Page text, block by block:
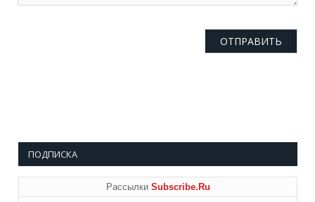
ПОДПИСКА
Рассылки Subscribe.Ru